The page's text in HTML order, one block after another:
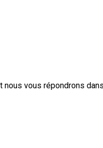
nous vous répondrons